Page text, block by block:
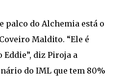
palco do Alchemia está o
Maldito. “Ele é
diz Piroja a
do IML que tem 80%